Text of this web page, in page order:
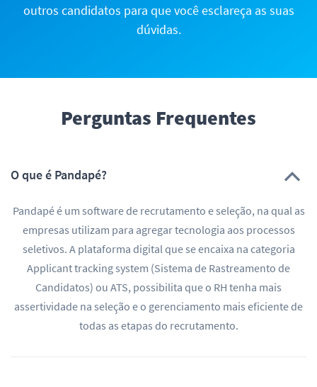
outros candidatos para que você esclareça as suas
dúvidas.
Perguntas Frequentes
O que é Pandapé?
Pandapé é um software de recrutamento e seleção, na qual as
empresas utilizam para agregar tecnologia aos processos
seletivos. A plataforma digital que se encaixa na categoria
Applicant tracking system (Sistema de Rastreamento de
Candidatos) ou ATS, possibilita que o RH tenha mais
assertividade na seleção e o gerenciamento mais eficiente de
todas as etapas do recrutamento.